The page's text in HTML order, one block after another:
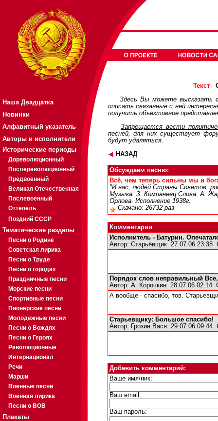
Наша Двадцатка
Новинки
Алфавитный указатель
Авторы и исполнители
Исторические периоды
Дореволюционный
Послереволюционный
Предвоенный
Великая Отечественная
Послевоенный
Оттепель
Поздний СССР
Тематические разделы
Песни о Родине
Советская лирика
Песни о Труде
Песни о городах
Праздничные песни
Морские песни
Спортивные песни
Пионерские песни
Молодежные песни
Песни о Вождях
Песни о Героях
Революционные
Интернационал
Речи
Марши
Военные песни
Военная лирика
Песни о ВОВ
Плакаты
Текст
Здесь Вы можете высказать
описать связанные с ней
получить объективное
Запрещается вести
песней, для них существует
будут удаляться.
НАЗАД
Обсуждаем песню:
Всё, чем теперь сильны мы и
"И нас, людей Страны Советов,
Музыка: З. Компанеец Слова: А.
Орлова. Исполнение 1938г.
Скачано: 26732 раз
Комментарии
Исполнитель - Батурин.
Автор: Старьёвщик 27.07.06 23:38
Порядок слов неправильный
Автор: А. Корочкин 28.07.06 02:14
А вообще - спасибо, тов.
Старьевщику: Большое спасибо!
Автор:
Грозин Вася 29.07.06 09:44
Добавить комментарий:
Ваше имя/ник:
Ваш email:
Ваш пароль: